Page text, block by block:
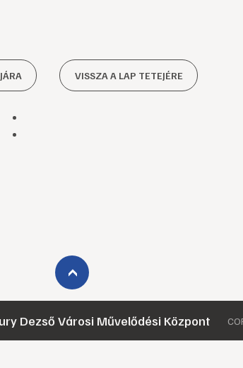
VISSZA A LAP TETEJÉRE
›
Dezső Városi Művelődési Központ